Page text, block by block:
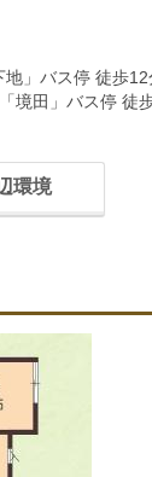
」バス停 徒歩12
境田」バス停 徒
環境